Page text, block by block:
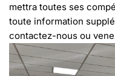
mettra toutes ses
toute information
contactez-nous ou